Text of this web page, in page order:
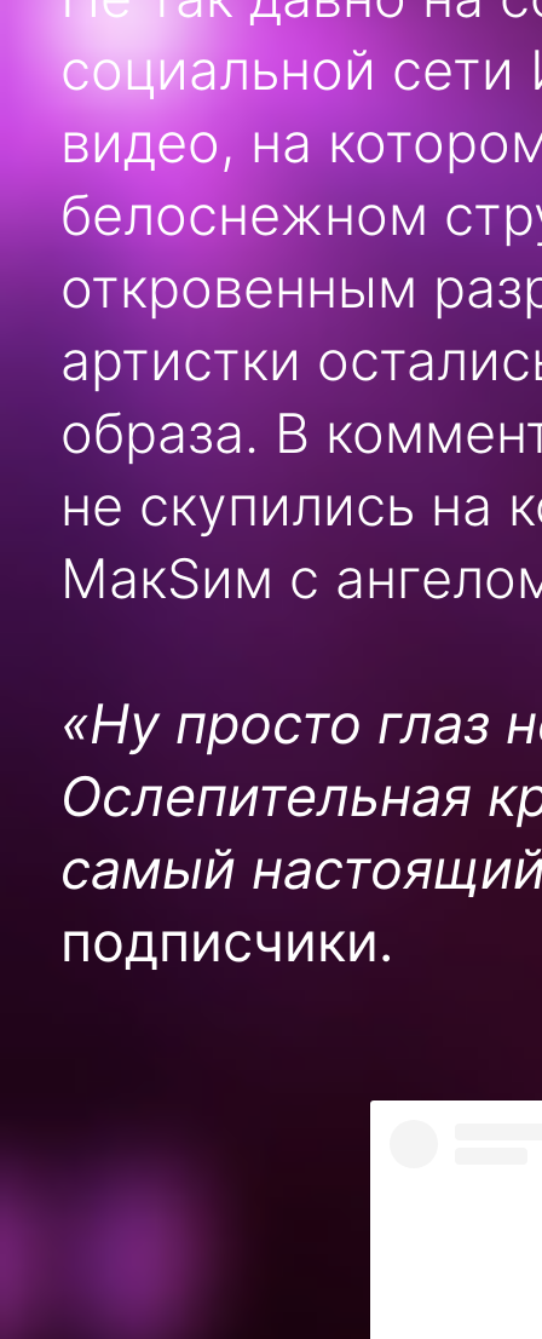
социальной
видео, на
белоснежном
откровенным
артистки
образа. В
не скупились на
МакSим с
«Ну просто глаз
Ослепительная
самый
подписчики.